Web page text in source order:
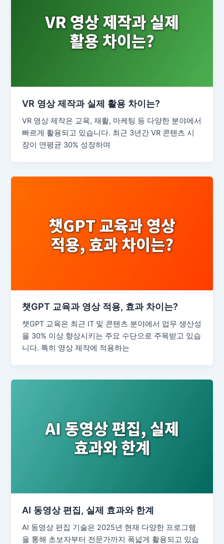
VR 영상 제작과 실제 활용 차이는?
VR 영상 제작은 교육, 재활, 마케팅 등 다양한 분야에서
빠르게 활용되고 있습니다. 최근 3년간 VR 콘텐츠 시
장이 연평균 30% 성장하며
챗GPT 교육과 영상 적용, 효과 차이는?
챗GPT 교육은 최근 IT 및 콘텐츠 분야에서 업무 생산성
을 30% 이상 향상시키는 주요 수단으로 주목받고 있습
니다. 특히 영상 제작에 적용하는
AI 동영상 편집, 실제 효과와 한계
AI 동영상 편집 기술은 2025년 현재 다양한 프로그램
을 통해 초보자부터 전문가까지 폭넓게 활용되고 있습